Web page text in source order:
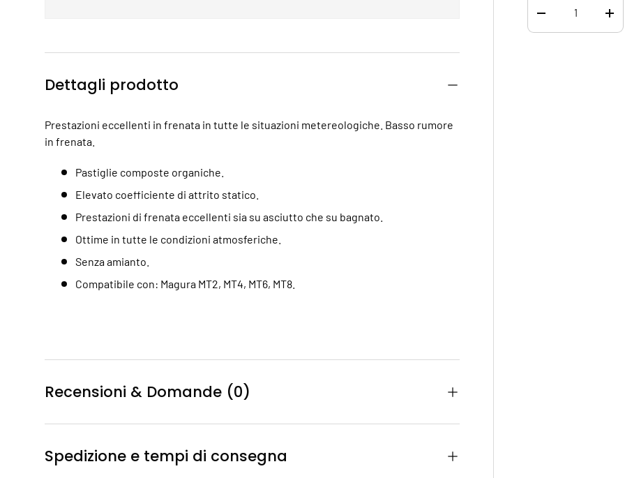
DIMINUIRE LA
Dettagli prodotto
Prestazioni eccellenti in frenata in tutte le situazioni metereologiche. Basso rumore
in frenata.
Pastiglie composte organiche.
Elevato coefficiente di attrito statico.
Prestazioni di frenata eccellenti sia su asciutto che su bagnato.
Ottime in tutte le condizioni atmosferiche.
Senza amianto.
Compatibile con: Magura MT2, MT4, MT6, MT8.
Recensioni & Domande (0)
Spedizione e tempi di consegna